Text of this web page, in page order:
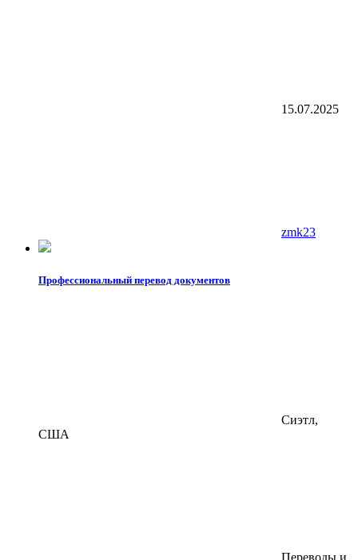
15.07.2025
zmk23
Профессиональный перевод документов
Сиэтл,
США
Переводы и